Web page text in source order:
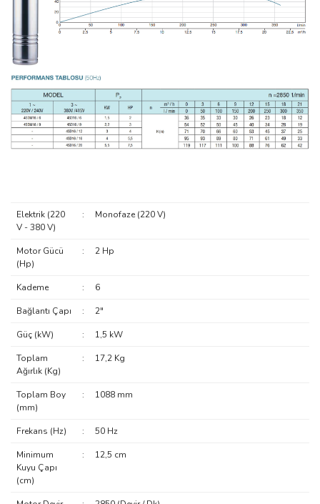
Elektrik (220
V - 380 V)
: Monofaze (220 V)
Motor Gücü
(Hp)
: 2 Hp
Kademe : 6
Bağlantı Çapı : 2"
Güç (kW) : 1,5 kW
Toplam
Ağırlık (Kg)
: 17,2 Kg
Toplam Boy
(mm)
: 1088 mm
Frekans (Hz) : 50 Hz
Minimum
Kuyu Çapı
(cm)
: 12,5 cm